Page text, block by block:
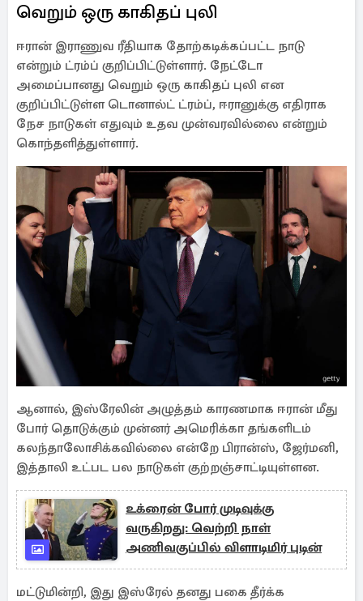
வெறும் ஒரு காகிதப் புலி
ஈரான் இராணுவ ரீதியாக தோற்கடிக்கப்பட்ட நாடு
என்றும் ட்ரம்ப் குறிப்பிட்டுள்ளார். நேட்டோ
அமைப்பானது வெறும் ஒரு காகிதப் புலி என
குறிப்பிட்டுள்ள டொனால்ட் ட்ரம்ப், ஈரானுக்கு எதிராக
நேச நாடுகள் எதுவும் உதவ முன்வரவில்லை என்றும்
கொந்தளித்துள்ளார்.
ஆனால், இஸ்ரேலின் அழுத்தம் காரணமாக ஈரான் மீது
போர் தொடுக்கும் முன்னர் அமெரிக்கா தங்களிடம்
கலந்தாலோசிக்கவில்லை என்றே பிரான்ஸ், ஜேர்மனி,
இத்தாலி உட்பட பல நாடுகள் குற்றஞ்சாட்டியுள்ளன.
உக்ரைன் போர் முடிவுக்கு
வருகிறது: வெற்றி நாள்
அணிவகுப்பில் விளாடிமிர் புடின்
மட்டுமின்றி, இது இஸ்ரேல் தனது பகை தீர்க்க